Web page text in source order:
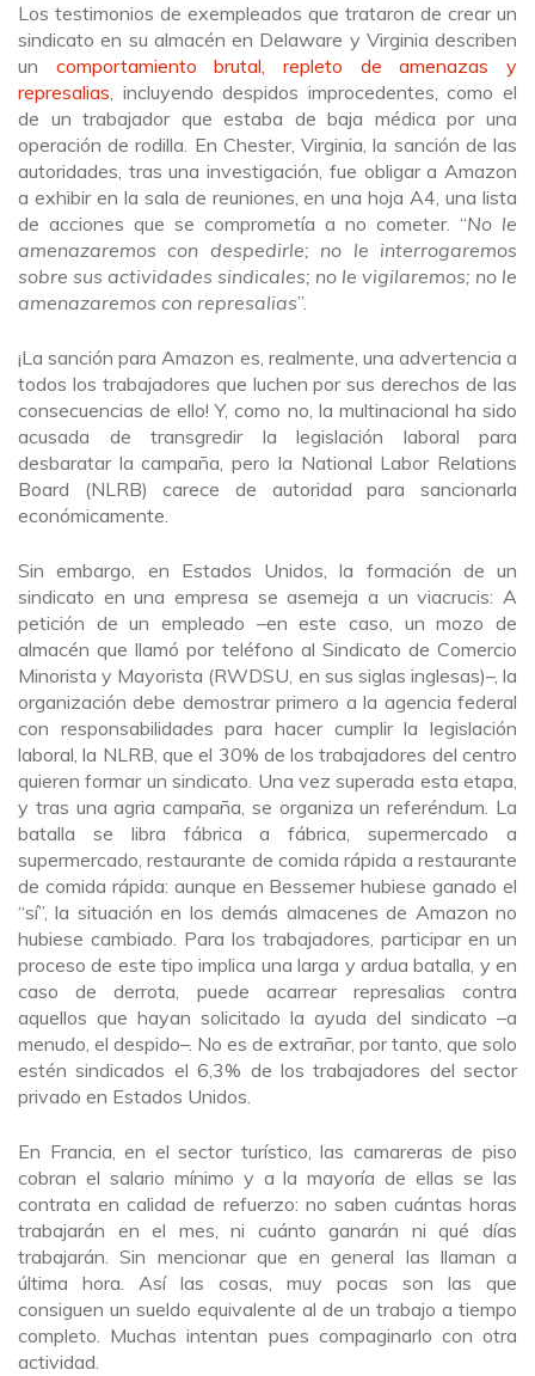
Los testimonios de exempleados que trataron de crear un
sindicato en su almacén en Delaware y Virginia describen
un comportamiento brutal, repleto de amenazas y
represalias, incluyendo despidos improcedentes, como el
de un trabajador que estaba de baja médica por una
operación de rodilla. En Chester, Virginia, la sanción de las
autoridades, tras una investigación, fue obligar a Amazon
a exhibir en la sala de reuniones, en una hoja A4, una lista
de acciones que se comprometía a no cometer. “No le
amenazaremos con despedirle; no le interrogaremos
sobre sus actividades sindicales; no le vigilaremos; no le
amenazaremos con represalias”.
¡La sanción para Amazon es, realmente, una advertencia a
todos los trabajadores que luchen por sus derechos de las
consecuencias de ello! Y, como no, la multinacional ha sido
acusada de transgredir la legislación laboral para
desbaratar la campaña, pero la National Labor Relations
Board (NLRB) carece de autoridad para sancionarla
económicamente.
Sin embargo, en Estados Unidos, la formación de un
sindicato en una empresa se asemeja a un viacrucis: A
petición de un empleado –en este caso, un mozo de
almacén que llamó por teléfono al Sindicato de Comercio
Minorista y Mayorista (RWDSU, en sus siglas inglesas)–, la
organización debe demostrar primero a la agencia federal
con responsabilidades para hacer cumplir la legislación
laboral, la NLRB, que el 30% de los trabajadores del centro
quieren formar un sindicato. Una vez superada esta etapa,
y tras una agria campaña, se organiza un referéndum. La
batalla se libra fábrica a fábrica, supermercado a
supermercado, restaurante de comida rápida a restaurante
de comida rápida: aunque en Bessemer hubiese ganado el
“sí”, la situación en los demás almacenes de Amazon no
hubiese cambiado. Para los trabajadores, participar en un
proceso de este tipo implica una larga y ardua batalla, y en
caso de derrota, puede acarrear represalias contra
aquellos que hayan solicitado la ayuda del sindicato –a
menudo, el despido–. No es de extrañar, por tanto, que solo
estén sindicados el 6,3% de los trabajadores del sector
privado en Estados Unidos.
En Francia, en el sector turístico, las camareras de piso
cobran el salario mínimo y a la mayoría de ellas se las
contrata en calidad de refuerzo: no saben cuántas horas
trabajarán en el mes, ni cuánto ganarán ni qué días
trabajarán. Sin mencionar que en general las llaman a
última hora. Así las cosas, muy pocas son las que
consiguen un sueldo equivalente al de un trabajo a tiempo
completo. Muchas intentan pues compaginarlo con otra
actividad.